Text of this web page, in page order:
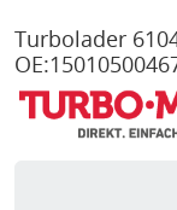
Turbolader